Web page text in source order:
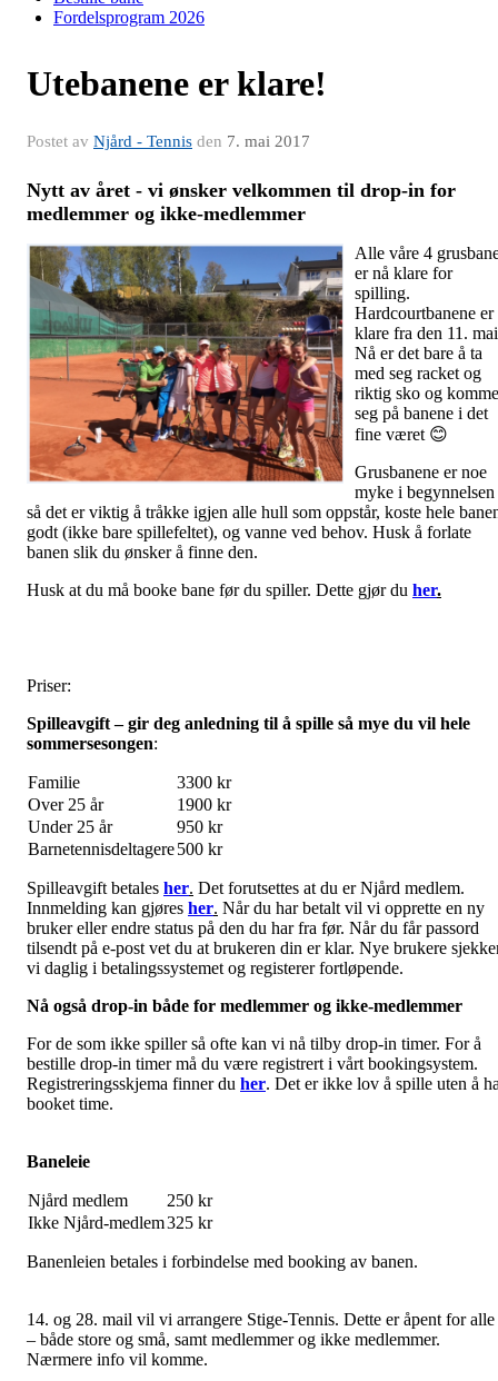
Fordelsprogram 2026
Utebanene er klare!
Postet av Njård - Tennis den 7. mai 2017
Nytt av året - vi ønsker velkommen til drop-in for
medlemmer og ikke-medlemmer--
Alle våre 4
er nå klare for
spilling.
Hardcourtbanene er
klare fra den 11.
Nå er det bare å ta
med seg racket og
riktig sko og komme
seg på banene i det
fine været 😊
Grusbanene er noe
myke i begynnelsen
så det er viktig å tråkke igjen alle hull som oppstår, koste hele
godt (ikke bare spillefeltet), og vanne ved behov. Husk å forlate
banen slik du ønsker å finne den.
Husk at du må booke bane før du spiller. Dette gjør du her.
Priser:
Spilleavgift – gir deg anledning til å spille så mye du vil hele
sommersesongen:
Familie
3300 kr
Over 25 år
1900 kr
Under 25 år
950 kr
Barnetennisdeltagere500 kr
Spilleavgift betales her. Det forutsettes at du er Njård medlem.
Innmelding kan gjøres her. Når du har betalt vil vi opprette en ny
bruker eller endre status på den du har fra før. Når du får passord
tilsendt på e-post vet du at brukeren din er klar. Nye brukere
vi daglig i betalingssystemet og registerer fortløpende.
Nå også drop-in både for medlemmer og ikke-medlemmer
For de som ikke spiller så ofte kan vi nå tilby drop-in timer. For å
bestille drop-in timer må du være registrert i vårt bookingsystem.
Registreringsskjema finner du her. Det er ikke lov å spille uten å
booket time.
Baneleie
Njård medlem
250 kr
Ikke Njård-medlem325 kr
Banenleien betales i forbindelse med booking av banen.
14. og 28. mail vil vi arrangere Stige-Tennis. Dette er åpent for alle
– både store og små, samt medlemmer og ikke medlemmer.
Nærmere info vil komme.